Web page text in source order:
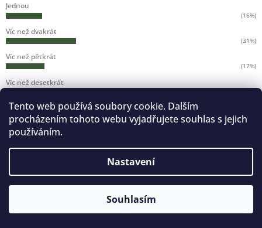
Tento web používá soubory cookie. Dalším
procházením tohoto webu vyjadřujete souhlas s jejich
používáním.
Nastavení
Souhlasím
Jednou
(16%)
Víc než dvakrát
(31%)
Víc než pětkrát
(17%)
Víc než desetkrát
Byl jsem na všech ročnících
Počet hlasů:587
Copyright 2026CAJOMIR